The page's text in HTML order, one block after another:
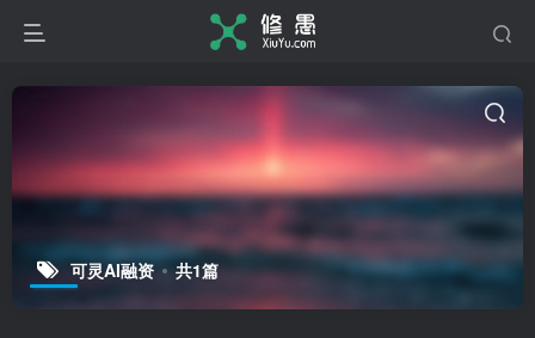
可灵AI融资 共1篇